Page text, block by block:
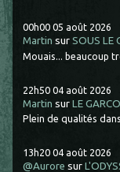
00h00 05 août 2026
Martin surSOUS LE
Mouais... beaucoup
22h50 04 août 2026
Martin surLE
Plein de qualités
13h20 04 août 2026
@Aurore sur